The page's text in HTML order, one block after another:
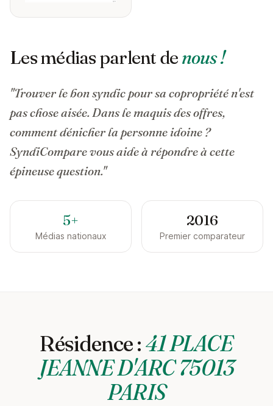
Les médias parlent denous !
"Trouver le bon syndic pour sa copropriété n'est
pas chose aisée. Dans le maquis des offres,
comment dénicher la personne idoine ?
SyndiCompare vous aide à répondre à cette
épineuse question."
5+
Médias nationaux
2016
Premier comparateur
Résidence :41 PLACE
JEANNE D'ARC 75013
PARIS